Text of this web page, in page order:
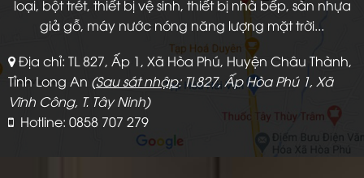
loại, bột trét, thiết bị vệ sinh, thiết bị nhà bếp, sàn nhựa
giả gỗ, máy nước nóng năng lượng mặt trời...
Địa chỉ: TL 827, Ấp 1, Xã Hòa Phú, Huyện Châu Thành,
Tỉnh Long An (Sau sát nhập: TL827, Ấp Hòa Phú 1, Xã
Vĩnh Công, T. Tây Ninh)
Hotline: 0858 707 279